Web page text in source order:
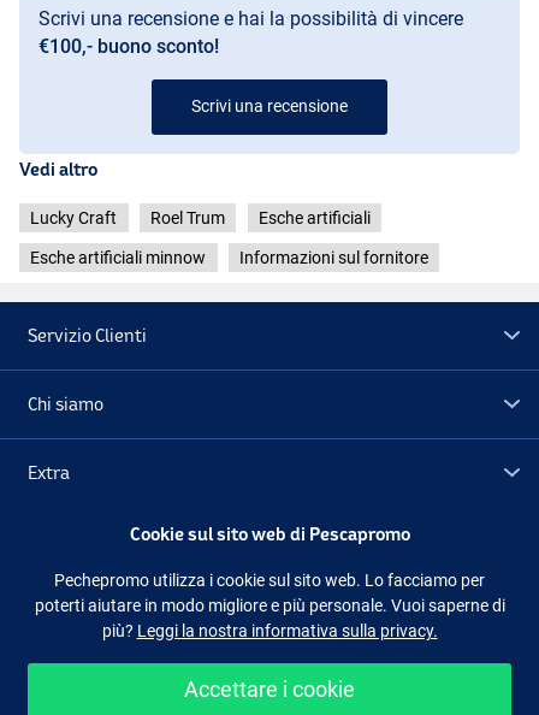
Scrivi una recensione e hai la possibilità di vincere
€100,- buono sconto!
Scrivi una recensione
Vedi altro
Lucky Craft Roel Trum Esche artificiali
Esche artificiali minnow Informazioni sul fornitore
Servizio Clienti
Chi siamo
Extra
Seguici Facebook Instagram
Cookie sul sito web di Pescapromo
Pechepromo utilizza i cookie sul sito web. Lo facciamo per
poterti aiutare in modo migliore e più personale. Vuoi saperne di
più? Leggi la nostra informativa sulla privacy.
Accettare i cookie